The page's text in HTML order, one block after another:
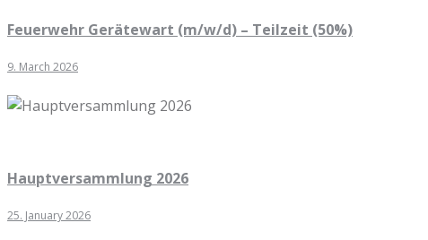
Feuerwehr Gerätewart (m/w/d) – Teilzeit (50%)
9. March 2026
Hauptversammlung 2026
25. January 2026